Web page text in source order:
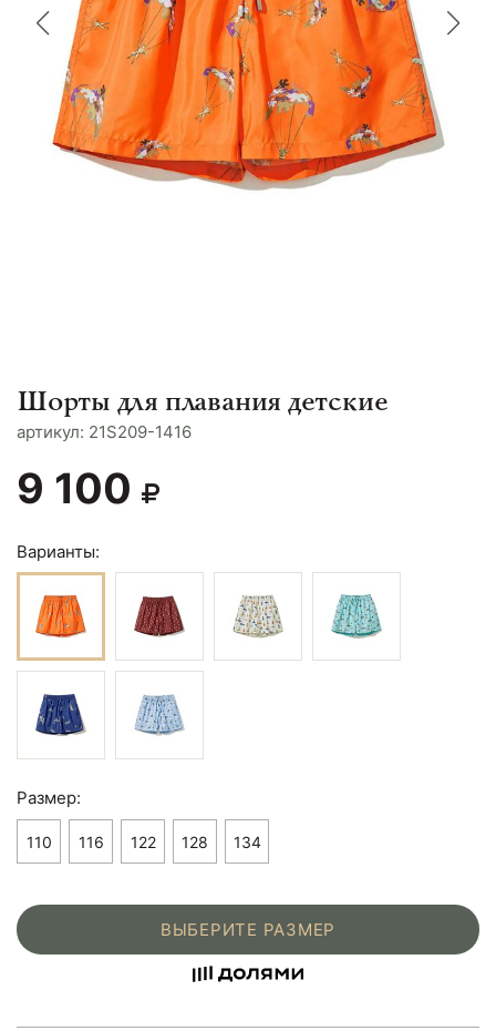
Шорты для плавания детские
aртикул: 21S209-1416
9 100
Варианты:
Размер:
110 116 122 128 134
ВЫБЕРИТЕ РАЗМЕР